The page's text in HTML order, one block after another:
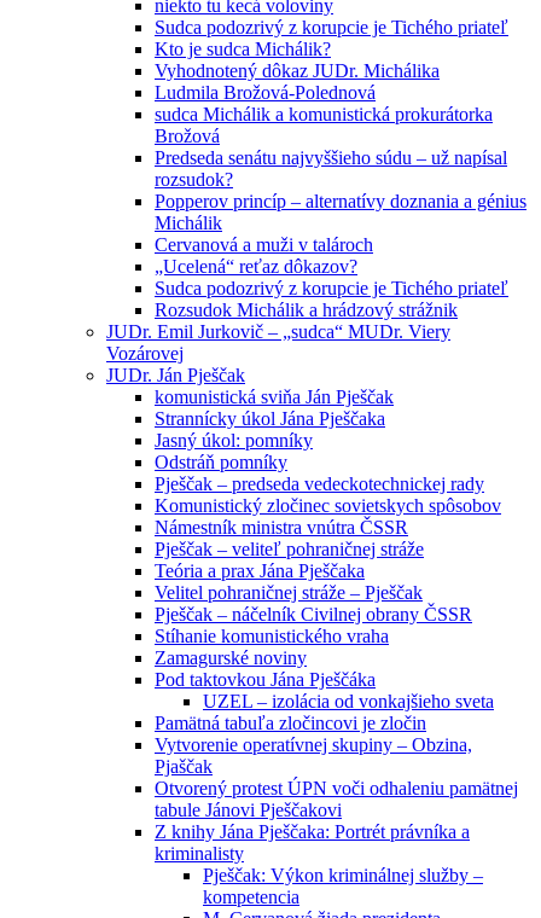
niekto tu kecá voloviny
Sudca podozrivý z korupcie je Tichého priateľ
Kto je sudca Michálik?
Vyhodnotený dôkaz JUDr. Michálika
Ludmila Brožová-Polednová
sudca Michálik a komunistická prokurátorka
Brožová
Predseda senátu najvyššieho súdu – už napísal
rozsudok?
Popperov princíp – alternatívy doznania a génius
Michálik
Cervanová a muži v talároch
„Ucelená“ reťaz dôkazov?
Sudca podozrivý z korupcie je Tichého priateľ
Rozsudok Michálik a hrádzový strážnik
JUDr. Emil Jurkovič – „sudca“ MUDr. Viery
Vozárovej
JUDr. Ján Pješčak
komunistická sviňa Ján Pješčak
Strannícky úkol Jána Pješčaka
Jasný úkol: pomníky
Odstráň pomníky
Pješčak – predseda vedeckotechnickej rady
Komunistický zločinec sovietskych spôsobov
Námestník ministra vnútra ČSSR
Pješčak – veliteľ pohraničnej stráže
Teória a prax Jána Pješčaka
Velitel pohraničnej stráže – Pješčak
Pješčak – náčelník Civilnej obrany ČSSR
Stíhanie komunistického vraha
Zamagurské noviny
Pod taktovkou Jána Pješčáka
UZEL – izolácia od vonkajšieho sveta
Pamätná tabuľa zločincovi je zločin
Vytvorenie operatívnej skupiny – Obzina,
Pjaščak
Otvorený protest ÚPN voči odhaleniu pamätnej
tabule Jánovi Pješčakovi
Z knihy Jána Pješčaka: Portrét právníka a
kriminalisty
Pješčak: Výkon kriminálnej služby –
kompetencia